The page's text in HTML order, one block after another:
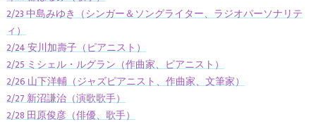
2/23 中島みゆき（シンガー＆ソングライター、ラジオパーソナリテ
ィ）
2/24 安川加壽子（ピアニスト）
2/25 ミシェル・ルグラン（作曲家、ピアニスト）
2/26 山下洋輔（ジャズピアニスト、作曲家、文筆家）
2/27 新沼謙治（演歌歌手）
2/28 田原俊彦（俳優、歌手）